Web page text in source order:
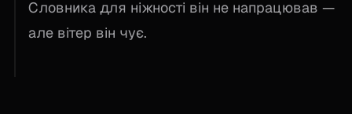
Словника для ніжності він не напрацював —
але вітер він чує.